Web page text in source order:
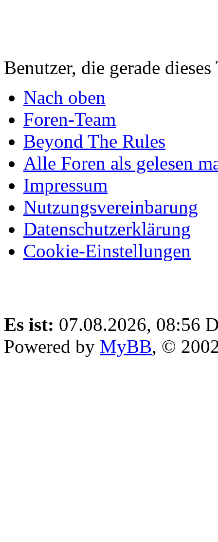
Benutzer, die gerade
Nach oben
Foren-Team
Beyond The Rules
Alle Foren als gelesen
Impressum
Nutzungsvereinbarung
Datenschutzerklärung
Cookie-Einstellungen
Es ist: 07.08.2026, 08:56
Powered by MyBB, ©